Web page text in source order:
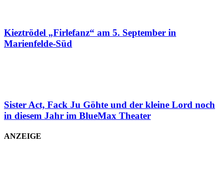
Kieztrödel „Firlefanz“ am 5. September in
Marienfelde-Süd
Sister Act, Fack Ju Göhte und der kleine Lord noch
in diesem Jahr im BlueMax Theater
ANZEIGE